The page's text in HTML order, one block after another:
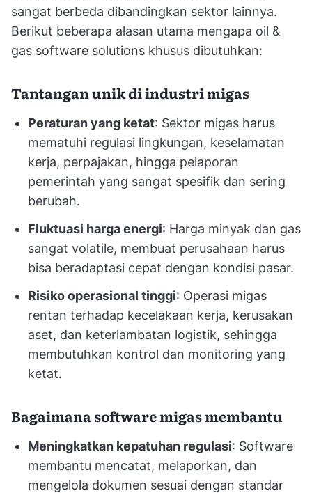
sangat berbeda dibandingkan sektor lainnya.
Berikut beberapa alasan utama mengapa oil &
gas software solutions khusus dibutuhkan:
Tantangan unik di industri migas
Peraturan yang ketat: Sektor migas harus
mematuhi regulasi lingkungan, keselamatan
kerja, perpajakan, hingga pelaporan
pemerintah yang sangat spesifik dan sering
berubah.
Fluktuasi harga energi: Harga minyak dan gas
sangat volatile, membuat perusahaan harus
bisa beradaptasi cepat dengan kondisi pasar.
Risiko operasional tinggi: Operasi migas
rentan terhadap kecelakaan kerja, kerusakan
aset, dan keterlambatan logistik, sehingga
membutuhkan kontrol dan monitoring yang
ketat.
Bagaimana software migas membantu
Meningkatkan kepatuhan regulasi: Software
membantu mencatat, melaporkan, dan
mengelola dokumen sesuai dengan standar